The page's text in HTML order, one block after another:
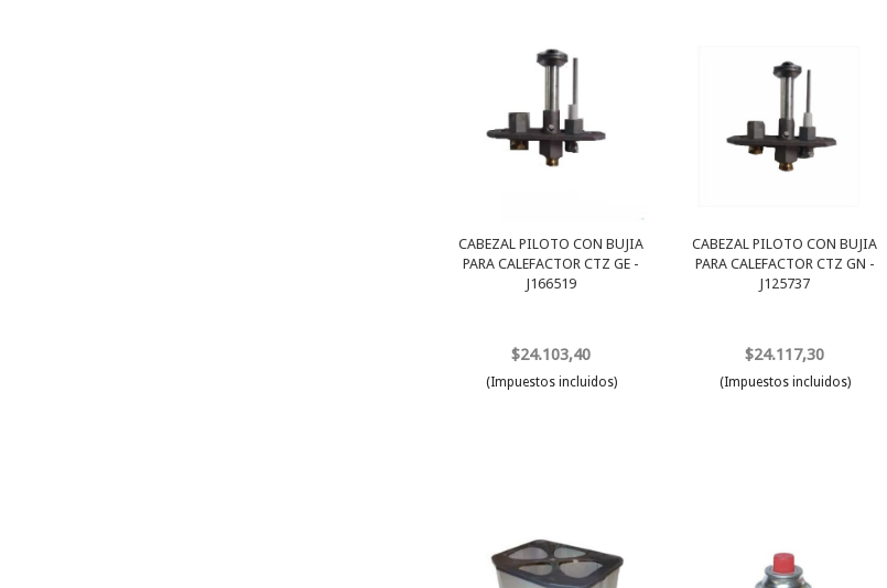
CABEZAL PILOTO CON BUJIA
PARA CALEFACTOR CTZ GE -
J166519
$24.103,40
(Impuestos incluidos)
CABEZAL PILOTO CON BUJIA
PARA CALEFACTOR CTZ GN -
J125737
$24.117,30
(Impuestos incluidos)